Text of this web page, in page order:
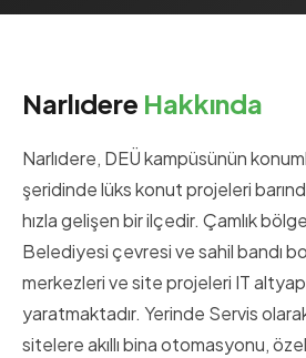
Narlıdere Hakkında
Narlıdere, DEÜ kampüsünün
şeridinde lüks konut projeleri
hızla gelişen bir ilçedir. Çamlık
Belediyesi çevresi ve sahil bandı
merkezleri ve site projeleri IT
yaratmaktadır. Yerinde Servis
sitelere akıllı bina otomasyonu,